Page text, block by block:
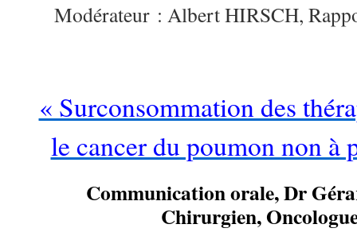
Modérateur : Albert HIRSCH,
« Surconsommation des
le cancer du poumon non à
Communication orale, Dr
Chirurgien,